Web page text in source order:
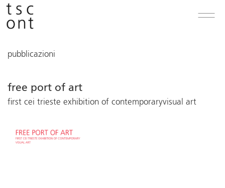
pubblicazioni
free port of art
first cei trieste exhibition of contemporaryvisual art